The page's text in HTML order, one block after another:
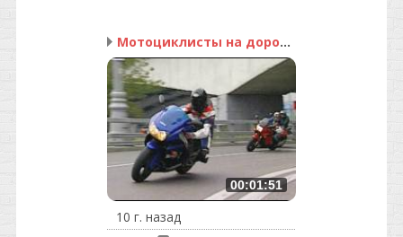
Мотоциклисты на дорогах
00:01:51
10 г. назад